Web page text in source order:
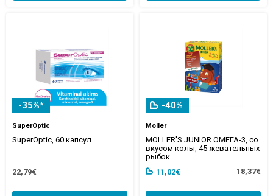
-35%*
SuperOptic
SuperOptic, 60 капсул
22,79€
-40%
Moller
MOLLER'S JUNIOR ОМЕГА-3, со
вкусом колы, 45 жевательных
рыбок
11,02€
18,37€